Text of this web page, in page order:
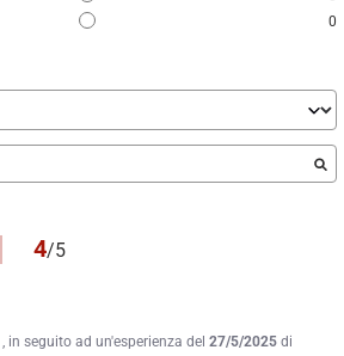
0
4/5
, in seguito ad un'esperienza del 27/5/2025 di